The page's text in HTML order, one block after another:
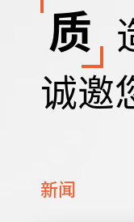
质
诚邀
新闻